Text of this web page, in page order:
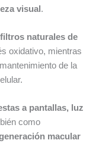
visual.
filtros naturales de
oxidativo, mientras
de la
a pantallas, luz
como
macular